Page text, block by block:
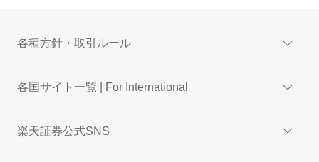
各種方針・取引ルール
各国サイト一覧 | For International
楽天証券公式SNS